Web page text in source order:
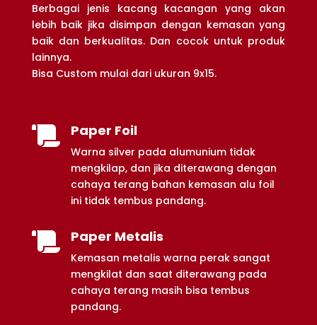
Berbagai jenis kacang kacangan yang akan
lebih baik jika disimpan dengan kemasan yang
baik dan berkualitas. Dan cocok untuk produk
lainnya.
Bisa Custom mulai dari ukuran 9x15.
 Paper Foil
Warna silver pada alumunium tidak
mengkilap, dan jika diterawang dengan
cahaya terang bahan kemasan alu foil
ini tidak tembus pandang.
 Paper Metalis
Kemasan metalis warna perak sangat
mengkilat dan saat diterawang pada
cahaya terang masih bisa tembus
pandang.